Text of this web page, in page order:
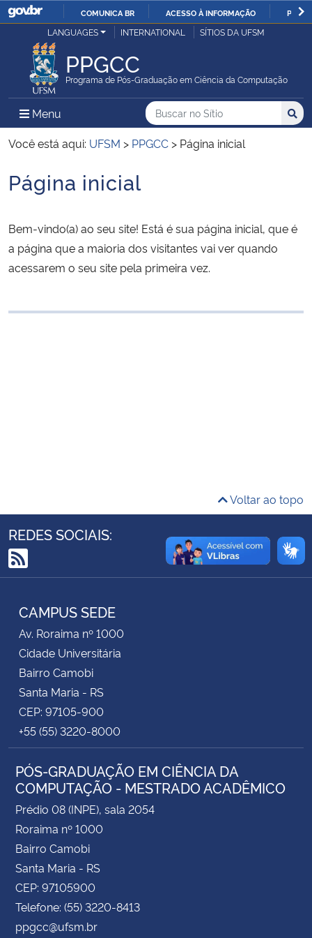
IR
COMUNICA BR ACESSO À INFORMAÇÃO
Ministério da Justiça e Segurança Pública
Ministério da Defesa
Ministério das Relações Exteriores
Ministério da Economia
Ministério da Agricultura, Pecuária e Abastecimento
Ministério do Desenvolvimento Regional
Ministério da Mulher, da Família e dos Direitos Humanos
Secretaria-Geral
Secretaria de Governo
Gabinete de Segurança Institucional
Advocacia-Geral da União
Banco Central do Brasil
Planalto
LANGUAGES INTERNATIONAL SÍTIOS DA UFSM
PPGCC
Programa de Pós-Graduação em Ciência da Computação
Menu Menu Principal do Sítio
Busca
Buscar no no Sítio
Busca:
Você está aqui: UFSM > PPGCC > Página inicial
Início do conteúdo
Página inicial
Bem-vindo(a) ao seu site! Está é sua página inicial, que é
a página que a maioria dos visitantes vai ver quando
acessarem o seu site pela primeira vez.
Voltar ao topo
REDES SOCIAIS:
RSS
CAMPUS SEDE
Av. Roraima nº 1000
Cidade Universitária
Bairro Camobi
Santa Maria - RS
CEP: 97105-900
+55 (55) 3220-8000
PÓS-GRADUAÇÃO EM CIÊNCIA DA
COMPUTAÇÃO - MESTRADO ACADÊMICO
Prédio 08 (INPE), sala 2054
Roraima nº 1000
Bairro Camobi
Santa Maria - RS
CEP: 97105900
Telefone: (55) 3220-8413
ppgcc@ufsm.br